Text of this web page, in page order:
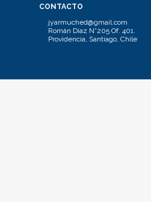
CONTACTO
jyarmuched@gmail.com
Román Díaz N°205 Of. 401.
Providencia, Santiago, Chile